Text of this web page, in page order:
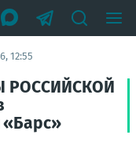
12:55
РОССИЙСКОЙ
«Барс»